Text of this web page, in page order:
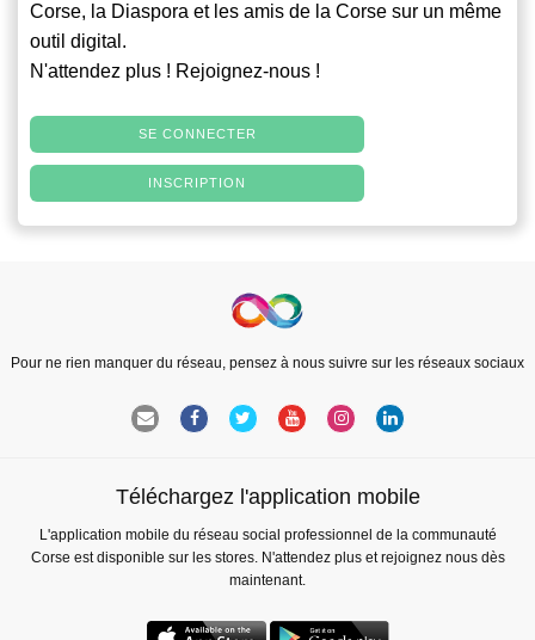
Corse, la Diaspora et les amis de la Corse sur un même
outil digital.
N'attendez plus ! Rejoignez-nous !
SE CONNECTER
INSCRIPTION
Pour ne rien manquer du réseau, pensez à nous suivre sur les réseaux sociaux
Téléchargez l'application mobile
L'application mobile du réseau social professionnel de la communauté
Corse est disponible sur les stores. N'attendez plus et rejoignez nous dès
maintenant.